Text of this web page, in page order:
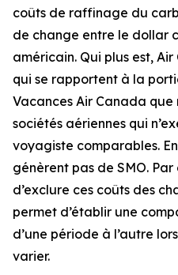
coûts de raffinage du
de change entre le dollar
américain. Qui plus est,
qui se rapportent à la
Vacances Air Canada que
sociétés aériennes qui
voyagiste comparables.
génèrent pas de SMO.
d’exclure ces coûts des
permet d’établir une
d’une période à l’autre
varier.